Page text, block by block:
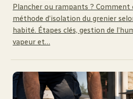
Plancher ou rampants ? Comment
méthode d’isolation du grenier
habité. Étapes clés, gestion de
vapeur et…